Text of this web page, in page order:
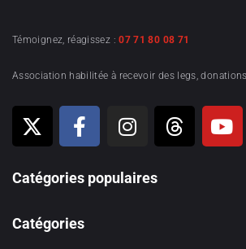
Témoignez, réagissez :07 71 80 08 71
Association habilitée à recevoir des legs,
Catégories populaires
Catégories